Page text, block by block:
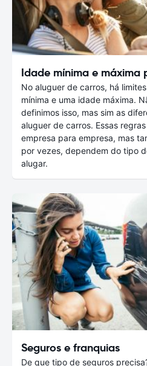
Idade mínima e máxima
No aluguer de carros, há
mínima e uma idade máxima.
definimos isso, mas sim as
aluguer de carros. Essas
empresa para empresa, mas
por vezes, dependem do tipo
alugar.
Seguros e franquias
De que tipo de seguros